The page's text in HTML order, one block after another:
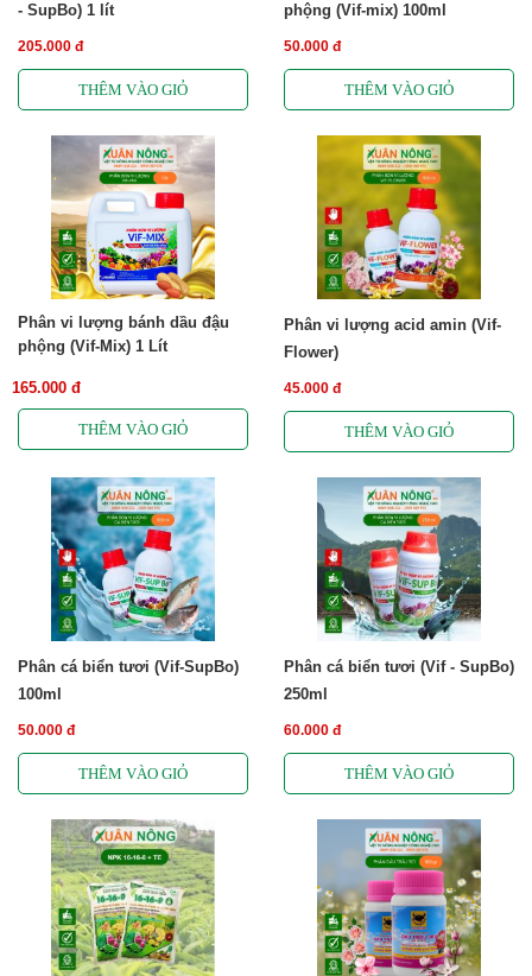
- SupBo) 1 lít
205.000 đ
phộng (Vif-mix) 100ml
50.000 đ
Phân vi lượng bánh dầu đậu
phộng (Vif-Mix) 1 Lít
165.000 đ
Phân vi lượng acid amin (Vif-
Flower)
45.000 đ
Phân cá biển tươi (Vif-SupBo)
100ml
50.000 đ
Phân cá biển tươi (Vif - SupBo)
250ml
60.000 đ